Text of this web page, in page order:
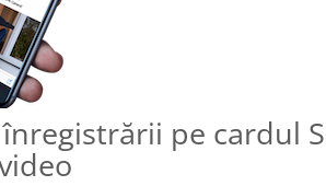
înregistrării pe cardul